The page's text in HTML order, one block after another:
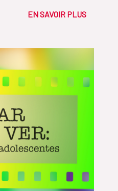
EN SAVOIR PLUS